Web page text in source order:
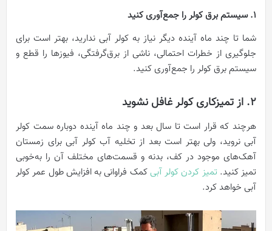
1. سیستم برق کولر را جمع‌آوری کنید
شما تا چند ماه آینده دیگر نیاز به کولر آبی ندارید، بهتر است برای
جلوگیری از خطرات احتمالی، ناشی از برق‌گرفتگی، فیوزها را قطع و
سیستم برق کولر را جمع‌آوری کنید.
2. از تمیزکاری کولر غافل نشوید
هرچند که قرار است تا سال بعد و چند ماه آینده دوباره سمت کولر
آبی نروید، ولی بهتر است بعد از تخلیه آب کولر آبی برای زمستان
آهک‌های موجود در کف، بدنه و قسمت‌های مختلف آن را به‌خوبی
تمیز کنید. تمیز کردن کولر آبیکمک فراوانی به افزایش طول عمر کولر
آبی خواهد کرد.